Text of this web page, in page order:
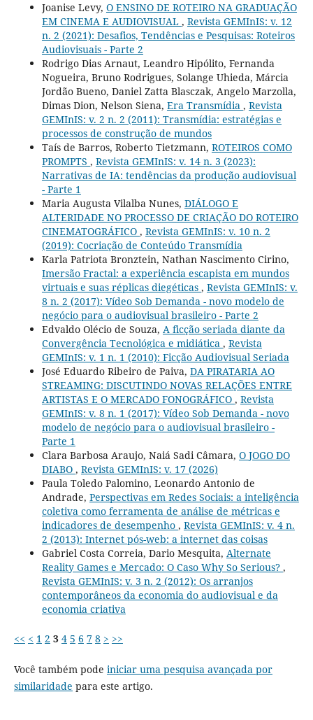
Joanise Levy, O ENSINO DE ROTEIRO NA GRADUAÇÃO
EM CINEMA E AUDIOVISUAL , Revista GEMInIS: v. 12
n. 2 (2021): Desafios, Tendências e Pesquisas: Roteiros
Audiovisuais - Parte 2
Rodrigo Dias Arnaut, Leandro Hipólito, Fernanda
Nogueira, Bruno Rodrigues, Solange Uhieda, Márcia
Jordão Bueno, Daniel Zatta Blasczak, Angelo Marzolla,
Dimas Dion, Nelson Siena, Era Transmídia , Revista
GEMInIS: v. 2 n. 2 (2011): Transmídia: estratégias e
processos de construção de mundos
Taís de Barros, Roberto Tietzmann, ROTEIROS COMO
PROMPTS , Revista GEMInIS: v. 14 n. 3 (2023):
Narrativas de IA: tendências da produção audiovisual
- Parte 1
Maria Augusta Vilalba Nunes, DIÁLOGO E
ALTERIDADE NO PROCESSO DE CRIAÇÃO DO ROTEIRO
CINEMATOGRÁFICO , Revista GEMInIS: v. 10 n. 2
(2019): Cocriação de Conteúdo Transmídia
Karla Patriota Bronztein, Nathan Nascimento Cirino,
Imersão Fractal: a experiência escapista em mundos
virtuais e suas réplicas diegéticas , Revista GEMInIS: v.
8 n. 2 (2017): Vídeo Sob Demanda - novo modelo de
negócio para o audiovisual brasileiro - Parte 2
Edvaldo Olécio de Souza, A ficção seriada diante da
Convergência Tecnológica e midiática , Revista
GEMInIS: v. 1 n. 1 (2010): Ficção Audiovisual Seriada
José Eduardo Ribeiro de Paiva, DA PIRATARIA AO
STREAMING: DISCUTINDO NOVAS RELAÇÕES ENTRE
ARTISTAS E O MERCADO FONOGRÁFICO , Revista
GEMInIS: v. 8 n. 1 (2017): Vídeo Sob Demanda - novo
modelo de negócio para o audiovisual brasileiro -
Parte 1
Clara Barbosa Araujo, Naiá Sadi Câmara, O JOGO DO
DIABO , Revista GEMInIS: v. 17 (2026)
Paula Toledo Palomino, Leonardo Antonio de
Andrade, Perspectivas em Redes Sociais: a inteligência
coletiva como ferramenta de análise de métricas e
indicadores de desempenho , Revista GEMInIS: v. 4 n.
2 (2013): Internet pós-web: a internet das coisas
Gabriel Costa Correia, Dario Mesquita, Alternate
Reality Games e Mercado: O Caso Why So Serious? ,
Revista GEMInIS: v. 3 n. 2 (2012): Os arranjos
contemporâneos da economia do audiovisual e da
economia criativa
<< < 1 2 3 4 5 6 7 8 > >>
Você também pode iniciar uma pesquisa avançada por
similaridade para este artigo.